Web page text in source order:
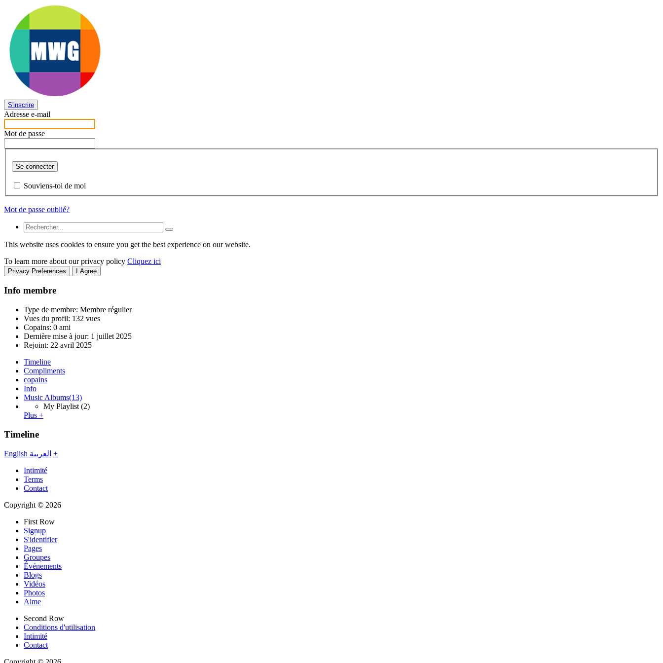
S'inscrire
Adresse e-mail
Mot de passe
Se connecter
Souviens-toi de moi
Mot de passe oublié?
This website uses cookies to ensure you get the best experience on our website.
To learn more about our privacy policy Cliquez ici
Privacy Preferences I Agree
Info membre
Type de membre: Membre régulier
Vues du profil: 132 vues
Copains: 0 ami
Dernière mise à jour: 1 juillet 2025
Rejoint: 22 avril 2025
Timeline
Compliments
copains
Info
Music Albums(13)
My Playlist (2)
Plus +
Timeline
English العربية +
Intimité
Terms
Contact
Copyright © 2026
First Row
Signup
S'identifier
Pages
Groupes
Événements
Blogs
Vidéos
Photos
Aime
Second Row
Conditions d'utilisation
Intimité
Contact